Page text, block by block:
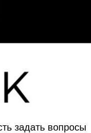
задать вопросы